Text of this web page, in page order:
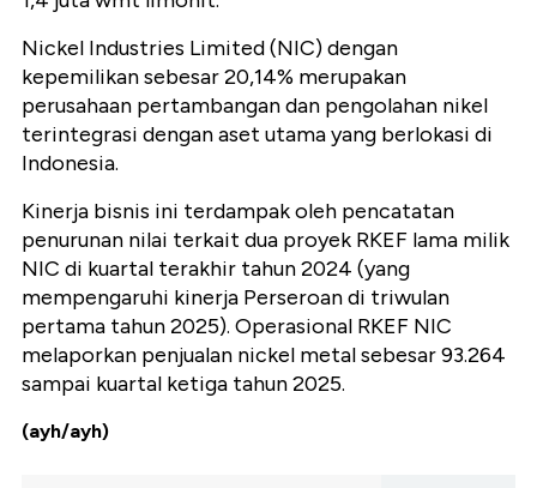
Nickel Industries Limited (NIC) dengan
kepemilikan sebesar 20,14% merupakan
perusahaan pertambangan dan pengolahan nikel
terintegrasi dengan aset utama yang berlokasi di
Indonesia.
Kinerja bisnis ini terdampak oleh pencatatan
penurunan nilai terkait dua proyek RKEF lama milik
NIC di kuartal terakhir tahun 2024 (yang
mempengaruhi kinerja Perseroan di triwulan
pertama tahun 2025). Operasional RKEF NIC
melaporkan penjualan nickel metal sebesar 93.264
sampai kuartal ketiga tahun 2025.
(ayh/ayh)